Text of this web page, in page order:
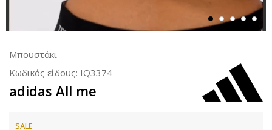
Μπουστάκι
Κωδικός είδους: IQ3374
adidas All me
SALE